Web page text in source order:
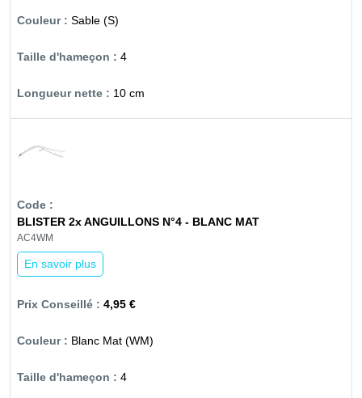
Sable (S)
4
10 cm
BLISTER 2x ANGUILLONS N°4 - BLANC MAT
AC4WM
En savoir plus
4,95 €
Blanc Mat (WM)
4